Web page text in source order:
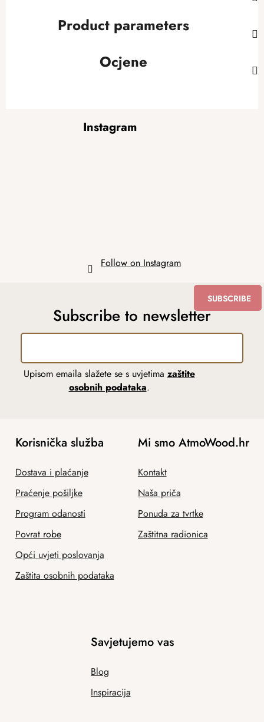
Product parameters
Ocjene
Instagram
Follow on Instagram
Subscribe to newsletter
Upisom emaila slažete se s uvjetima zaštite
osobnih podataka.
SUBSCRIBE
Korisnička služba
Dostava i plaćanje
Praćenje pošiljke
Program odanosti
Povrat robe
Opći uvjeti poslovanja
Zaštita osobnih podataka
Mi smo AtmoWood.hr
Kontakt
Naša priča
Ponuda za tvrtke
Zaštitna radionica
Savjetujemo vas
Blog
Inspiracija